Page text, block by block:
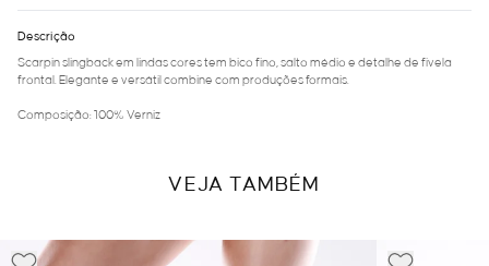
Descrição
Scarpin slingback em lindas cores tem bico fino, salto médio e detalhe de fivela
frontal. Elegante e versátil combine com produções formais.
Composição: 100% Verniz
VEJA TAMBÉM